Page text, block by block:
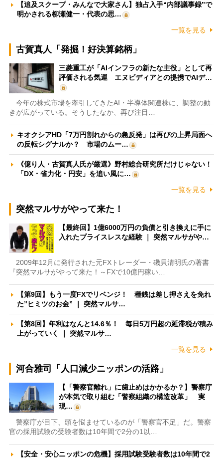
【追及スクープ・みんなで大家さん】独占入手“内部議事録”で
明かされる柳瀬健一・代表の思…
一覧を見る
古賀真人「発掘！好決算銘柄」
三菱重工が「AIインフラの新たな主役」として再
評価される気運 エヌビディアとの提携でAIデ…
今年の株式市場を牽引してきたAI・半導体関連株に、調整の動
きが広がっている。そうしたなか、再び注目…
キオクシアHD「7万円割れからの急反発」は再びの上昇局面へ
の反転シグナルか？ 市場のムー…
《億り人・古賀真人氏が厳選》野村総合研究所だけじゃない！
「DX・省力化・円安」を追い風に…
一覧を見る
突然マルサがやって来た！
【最終回】1億6000万円の負債と引き換えに手に
入れたプライスレスな経験 ｜ 突然マルサがや…
2009年12月に発行された元FXトレーダー・磯貝清明氏の著書
『突然マルサがやって来た！～FXで10億円稼い…
【第9回】もう一度FXでリベンジ！ 種銭は差し押さえを免れ
た”ヒミツのお金” ｜ 突然マルサ…
【第8回】年利はなんと14.6％！ 毎日5万円超の延滞税が積み
上がっていく ｜ 突然マルサ…
一覧を見る
河合雅司「人口減少ニッポンの活路」
【「警察官離れ」に歯止めはかかるか？】警察庁
が本気で取り組む「警察組織の構造改革」 実
現…
警察庁が目下、頭を悩ませているのが「警察官不足」だ。警察
官の採用試験の受験者数は10年間で2分の1以…
【安全・安心ニッポンの危機】採用試験受験者数は10年間で2